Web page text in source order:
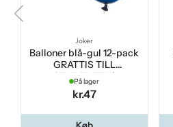
Joker
Balloner blå-gul 12-pack
GRATTIS TILL
STUDENTEN!
På lager
kr.47